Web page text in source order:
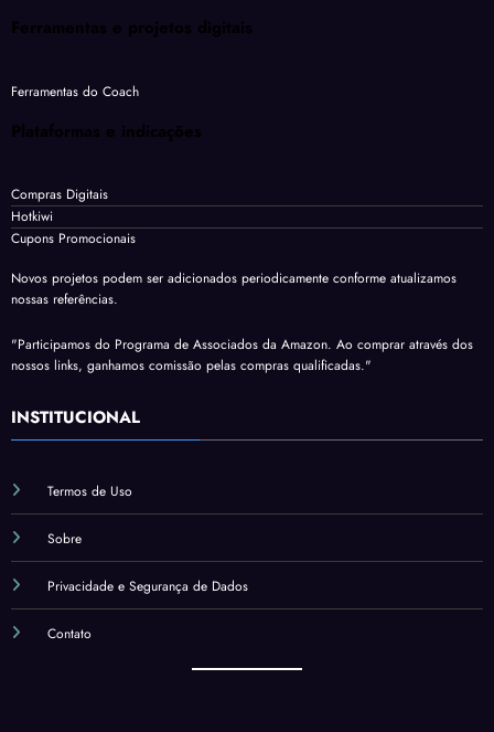
Ferramentas e projetos digitais
Ferramentas do Coach
Plataformas e indicações
Compras Digitais
Hotkiwi
Cupons Promocionais
Novos projetos podem ser adicionados periodicamente conforme atualizamos
nossas referências.
"Participamos do Programa de Associados da Amazon. Ao comprar através dos
nossos links, ganhamos comissão pelas compras qualificadas."
INSTITUCIONAL
Termos de Uso
Sobre
Privacidade e Segurança de Dados
Contato